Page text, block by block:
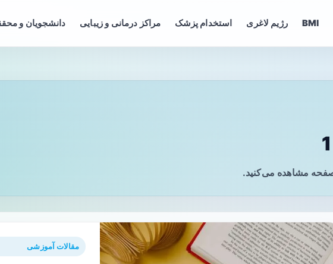
BMI رژیم لاغری استخدام پزشک مراکز درمانی و زیبایی دانشجویان و
مقالات آموزشی